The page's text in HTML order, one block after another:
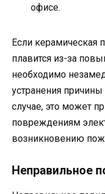
офисе.
Если керамическая
плавится из-за
необходимо
устранения
случае, это может
повреждениям
возникновению
Неправильное